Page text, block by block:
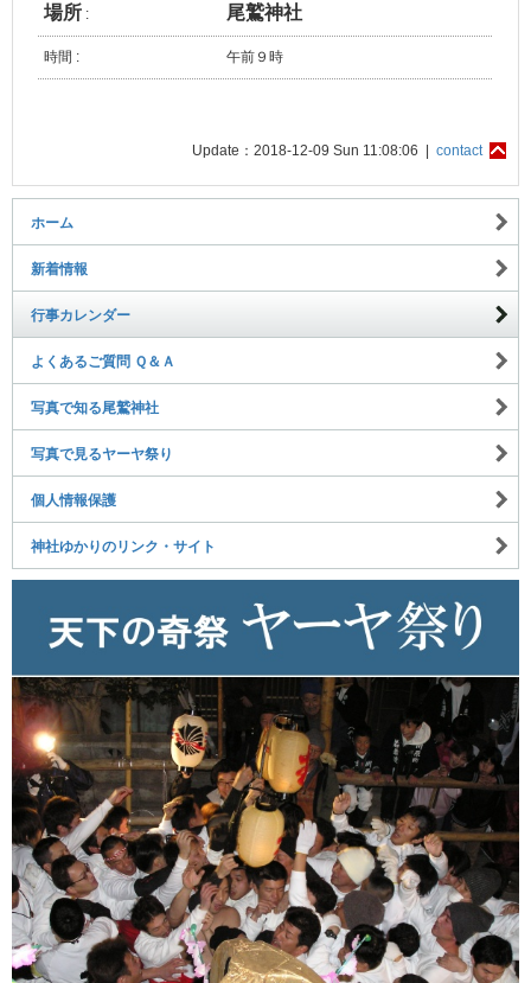
場所 : 尾鷲神社
時間 : 午前９時
Update：2018-12-09 Sun 11:08:06 | contact
ホーム
新着情報
行事カレンダー
よくあるご質問 Ｑ＆Ａ
写真で知る尾鷲神社
写真で見るヤーヤ祭り
個人情報保護
神社ゆかりのリンク・サイト